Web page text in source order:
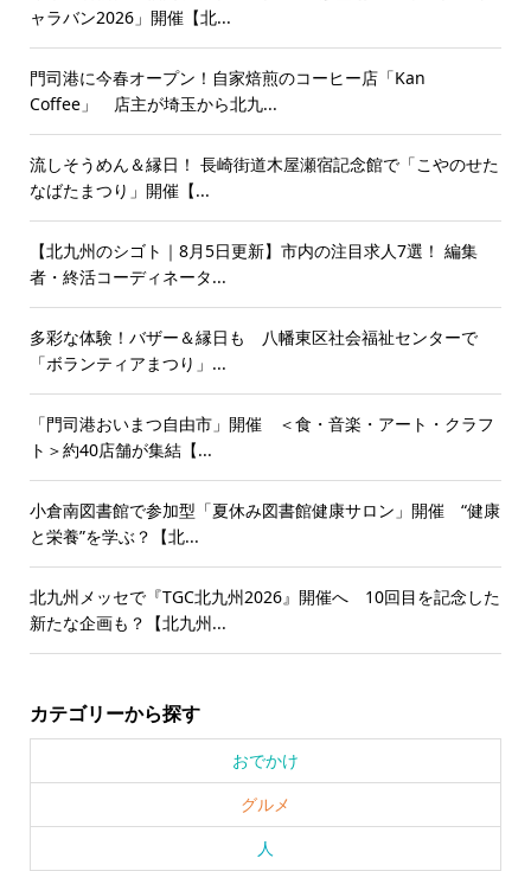
ャラバン2026」開催【北...
門司港に今春オープン！自家焙煎のコーヒー店「Kan
Coffee」 店主が埼玉から北九...
流しそうめん＆縁日！ 長崎街道木屋瀬宿記念館で「こやのせた
なばたまつり」開催【...
【北九州のシゴト｜8月5日更新】市内の注目求人7選！ 編集
者・終活コーディネータ...
多彩な体験！バザー＆縁日も 八幡東区社会福祉センターで
「ボランティアまつり」...
「門司港おいまつ自由市」開催 ＜食・音楽・アート・クラフ
ト＞約40店舗が集結【...
小倉南図書館で参加型「夏休み図書館健康サロン」開催 “健康
と栄養”を学ぶ？【北...
北九州メッセで『TGC北九州2026』開催へ 10回目を記念した
新たな企画も？【北九州...
カテゴリーから探す
おでかけ
グルメ
人